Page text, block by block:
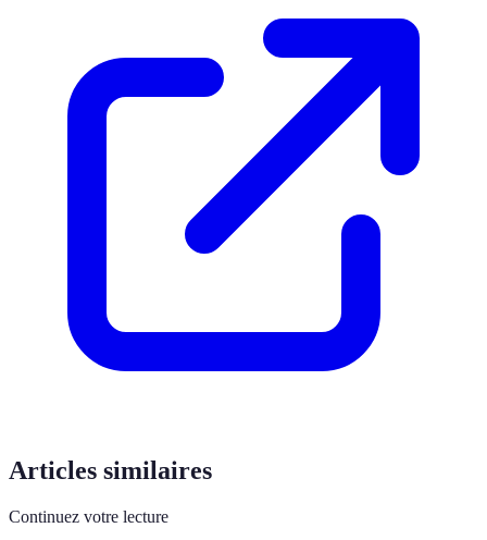
Articles similaires
Continuez votre lecture